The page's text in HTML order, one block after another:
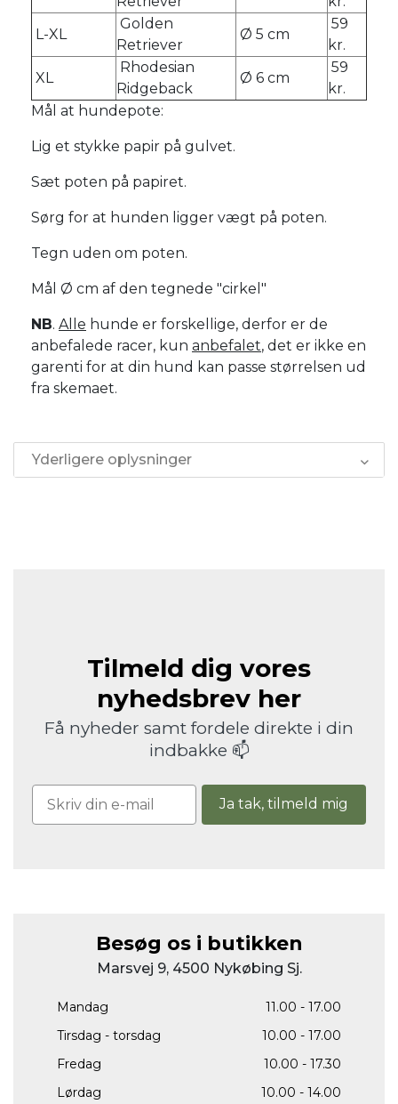
L-XL
Golden
Retriever
Ø 5 cm
59
kr.
XL
Rhodesian
Ridgeback
Ø 6 cm
59
kr.
Mål at hundepote:
Lig et stykke papir på gulvet.
Sæt poten på papiret.
Sørg for at hunden ligger vægt på poten.
Tegn uden om poten.
Mål Ø cm af den tegnede "cirkel"
NB. Alle hunde er forskellige, derfor er de
anbefalede racer, kun anbefalet, det er ikke en
garenti for at din hund kan passe størrelsen ud
fra skemaet.
Yderligere oplysninger
Tilmeld dig vores
nyhedsbrev her
Få nyheder samt fordele direkte i din
indbakke 📫
Ja tak, tilmeld mig
Besøg os i butikken
Marsvej 9, 4500 Nykøbing Sj.
Mandag
11.00 - 17.00
Tirsdag - torsdag
10.00 - 17.00
Fredag
10.00 - 17.30
Lørdag
10.00 - 14.00